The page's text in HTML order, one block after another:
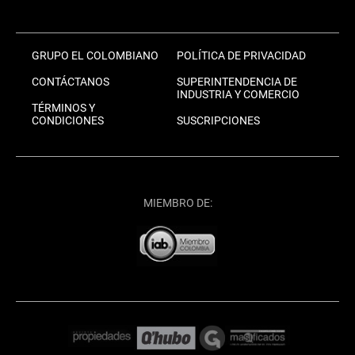
GRUPO EL COLOMBIANO
CONTÁCTANOS
TÉRMINOS Y
CONDICIONES
POLÍTICA DE PRIVACIDAD
SUPERINTENDENCIA DE
INDUSTRIA Y COMERCIO
SUSCRIPCIONES
MIEMBRO DE: